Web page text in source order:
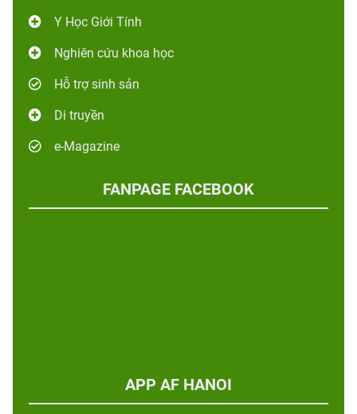
Y Học Giới Tính
Nghiên cứu khoa học
Hỗ trợ sinh sản
Di truyền
e-Magazine
FANPAGE FACEBOOK
APP AF HANOI